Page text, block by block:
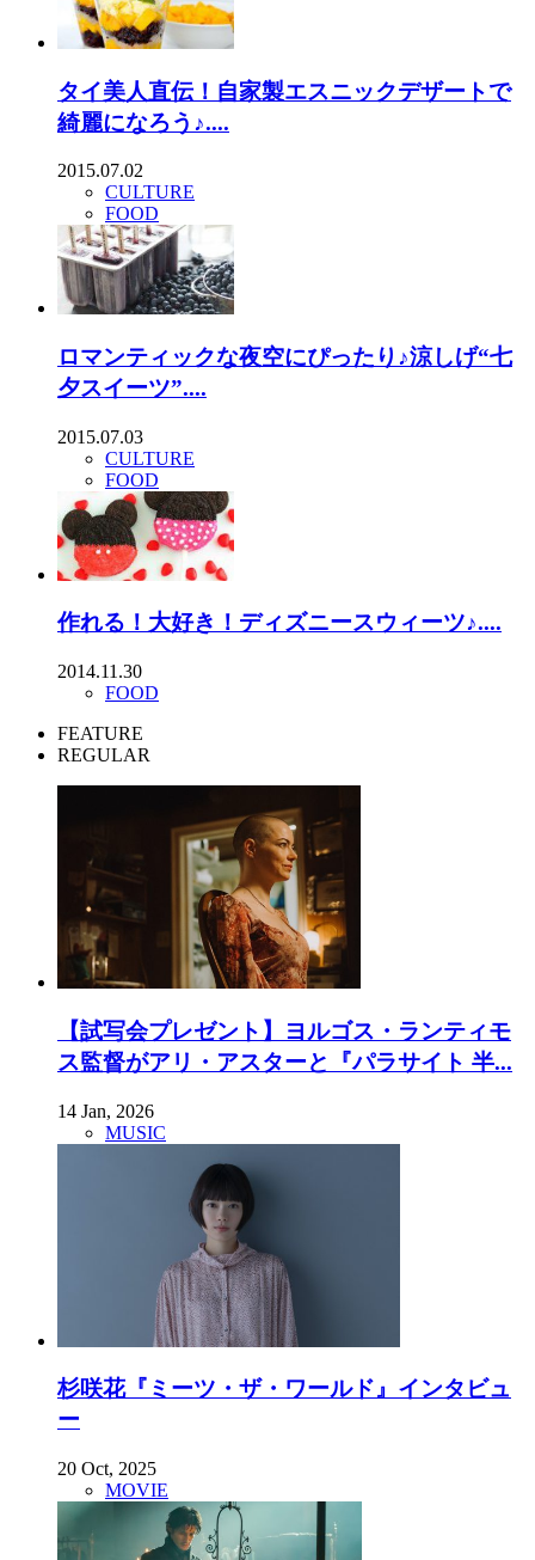
タイ美人直伝！自家製エスニックデザートで
綺麗になろう♪....
2015.07.02
CULTURE
FOOD
ロマンティックな夜空にぴったり♪涼しげ“七
夕スイーツ”....
2015.07.03
CULTURE
FOOD
作れる！大好き！ディズニースウィーツ♪....
2014.11.30
FOOD
FEATURE
REGULAR
【試写会プレゼント】ヨルゴス・ランティモ
ス監督がアリ・アスターと『パラサイト 半...
14 Jan, 2026
MUSIC
杉咲花『ミーツ・ザ・ワールド』インタビュ
ー
20 Oct, 2025
MOVIE